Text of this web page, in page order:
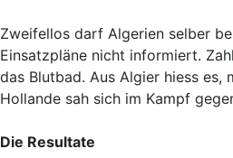
Zweifellos darf Algerien selber
Einsatzpläne nicht informiert.
das Blutbad. Aus Algier hiess es,
Hollande sah sich im Kampf
Die Resultate